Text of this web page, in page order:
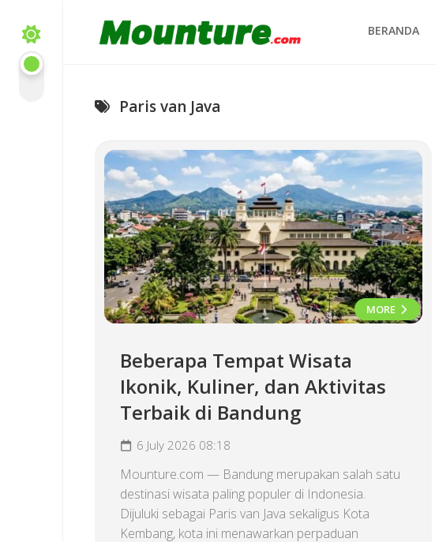
content
BERANDA
Paris van Java
MORE
Beberapa Tempat Wisata
Ikonik, Kuliner, dan Aktivitas
Terbaik di Bandung
6 July 2026 08:18
Mounture.com — Bandung merupakan salah satu
destinasi wisata paling populer di Indonesia.
Dijuluki sebagai Paris van Java sekaligus Kota
Kembang, kota ini menawarkan perpaduan